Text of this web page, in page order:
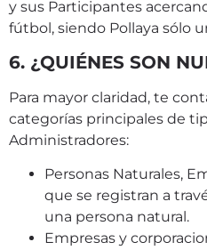
y sus Participantes
fútbol, siendo Pollaya sólo
6. ¿QUIÉNES SON
Para mayor claridad, te
categorías principales de
Administradores:
Personas Naturales,
que se registran a
una persona natural.
Empresas y